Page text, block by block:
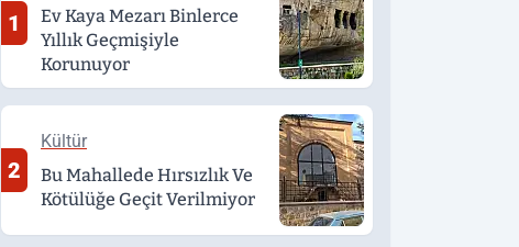
1
Ev Kaya Mezarı Binlerce
Yıllık Geçmişiyle
Korunuyor
2
Kültür
Bu Mahallede Hırsızlık Ve
Kötülüğe Geçit Verilmiyor